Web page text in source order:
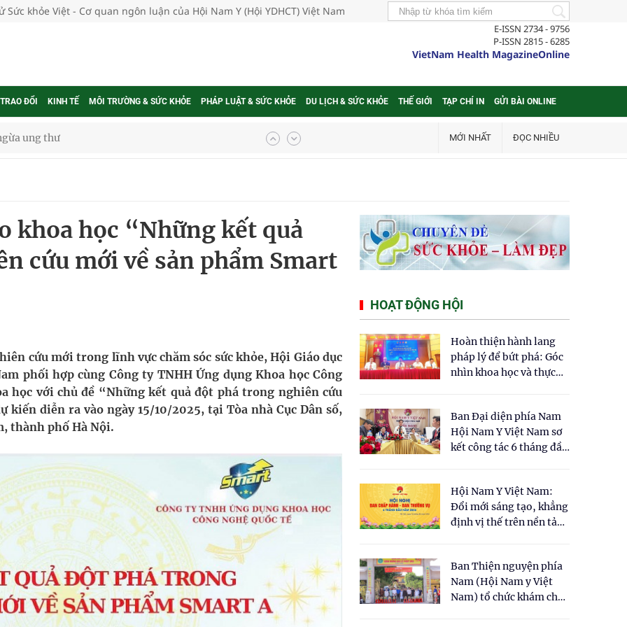
Sức khỏe Việt - Cơ quan ngôn luận của Hội Nam Y (Hội YDHCT) Việt Nam
E-ISSN 2734 - 9756
P-ISSN 2815 - 6285
VietNam Health MagazineOnline
ĐỔI KINH TẾ MÔI TRƯỜNG & SỨC KHỎE PHÁP LUẬT & SỨC KHỎE DU LỊCH & SỨC KHỎE THẾ GIỚI TẠP CHÍ IN GỬI BÀI ONLINE
ung thư
quốc
mới của Việt Nam
hai cấp trong quản lý hoạt động nha khoa,
lực cho môi trường và cộng đồng
bảo hiểm y tế nếu không đăng ký khám theo yêu
thực tế
MỚI NHẤT ĐỌC NHIỀU
khoa học “Những kết quả
cứu mới về sản phẩm Smart
cứu mới trong lĩnh vực chăm sóc sức khỏe, Hội Giáo dục
phối hợp cùng Công ty TNHH Ứng dụng Khoa học Công
học với chủ đề “Những kết quả đột phá trong nghiên cứu
kiến diễn ra vào ngày 15/10/2025, tại Tòa nhà Cục Dân số,
thành phố Hà Nội.
HOẠT ĐỘNG HỘI
Hoàn thiện hành lang
pháp lý để bứt phá: Góc
nhìn khoa học và thực
cho Luật Y dược cổ
truyền Việt Nam"
Ban Đại diện phía Nam
Hội Nam Y Việt Nam sơ
kết công tác 6 tháng đầu
Hội Nam Y Việt Nam:
Đổi mới sáng tạo, khẳng
định vị thế trên nền tảng
Ban Thiện nguyện phía
Nam (Hội Nam y Việt
Nam) tổ chức khám chữa